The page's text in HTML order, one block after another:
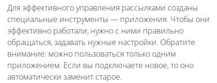
Для эффективного управления рассылками созданы
специальные инструменты — приложения. Чтобы они
эффективно работали, нужно с ними правильно
обращаться, задавать нужные настройки. Обратите
внимание: можно пользоваться только одним
приложением. Если вы подключаете новое, то оно
автоматически заменит старое.